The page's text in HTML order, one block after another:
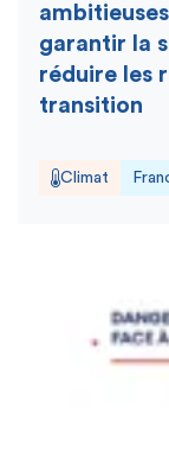
garantir la
réduire les
transition
Climat